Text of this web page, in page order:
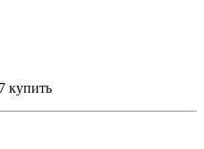
купить